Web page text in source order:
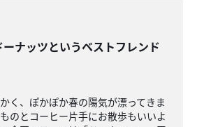
ーナッツというベストフレンド
く、ぽかぽか春の陽気が漂ってきま
のとコーヒー片手にお散歩もいいよ